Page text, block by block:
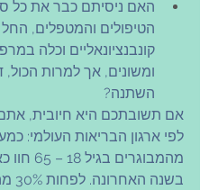
האם ניסיתם כבר את כל
הטיפולים והמטפלים,
קונבנציונאליים וכלה
ומשונים, אך למרות
השתנה?
אם תשובתכם היא חיובית,
מהמבוגרים
בשנה